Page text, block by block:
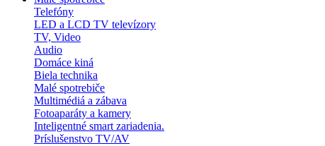
Telefóny
LED a LCD TV televízory
TV, Video
Audio
Domáce kiná
Biela technika
Malé spotrebiče
Multimédiá a zábava
Fotoaparáty a kamery
Inteligentné smart zariadenia.
Príslušenstvo TV/AV